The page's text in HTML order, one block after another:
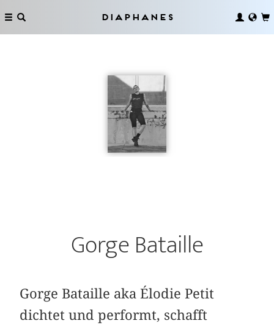
Diaphanes
Gorge Bataille
Gorge Bataille aka Élodie Petit
dichtet und performt, schafft